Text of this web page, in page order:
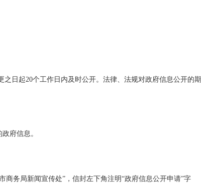
日起20个工作日内及时公开。法律、法规对政府信息公开的期
府信息。
务局新闻宣传处”，信封左下角注明“政府信息公开申请”字